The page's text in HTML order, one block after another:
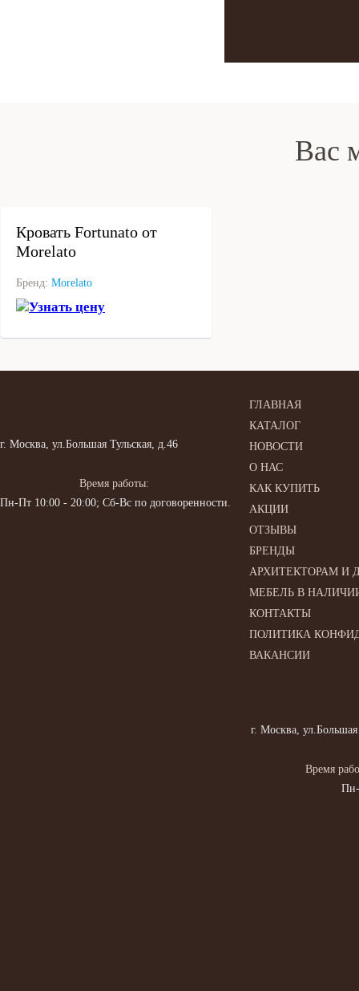
Вас
Кровать Fortunato от
Morelato
Бренд: Morelato
Узнать цену
г. Москва, ул.Большая Тульская, д.46
Время работы:
Пн-Пт 10:00 - 20:00; Сб-Вс по договоренности.
ГЛАВНАЯ
КАТАЛОГ
НОВОСТИ
О НАС
КАК КУПИТЬ
АКЦИИ
ОТЗЫВЫ
БРЕНДЫ
АРХИТЕКТОРАМ И
МЕБЕЛЬ В
КОНТАКТЫ
ПОЛИТИКА
ВАКАНСИИ
г. Москва, ул.Большая
Время
Пн-